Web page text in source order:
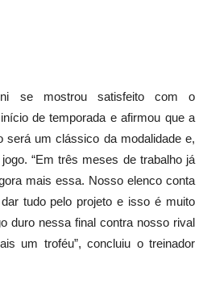
se mostrou satisfeito com o
de temporada e afirmou que a
será um clássico da modalidade e,
“Em três meses de trabalho já
mais essa. Nosso elenco conta
tudo pelo projeto e isso é muito
duro nessa final contra nosso rival
um troféu”, concluiu o treinador